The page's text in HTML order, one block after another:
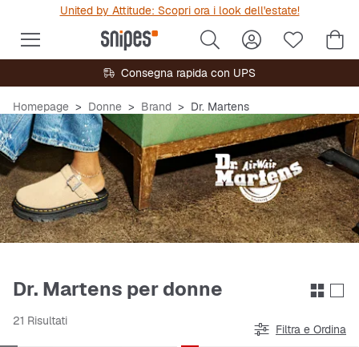
United by Attitude: Scopri ora i look dell'estate!
Consegna rapida con UPS
Homepage Donne Brand Dr. Martens
Dr. Martens per donne
21 Risultati
Filtra e Ordina